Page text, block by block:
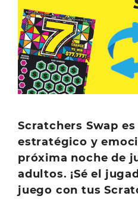
Scratchers Swap
estratégico y
próxima noche de
adultos. ¡Sé el
juego con tus